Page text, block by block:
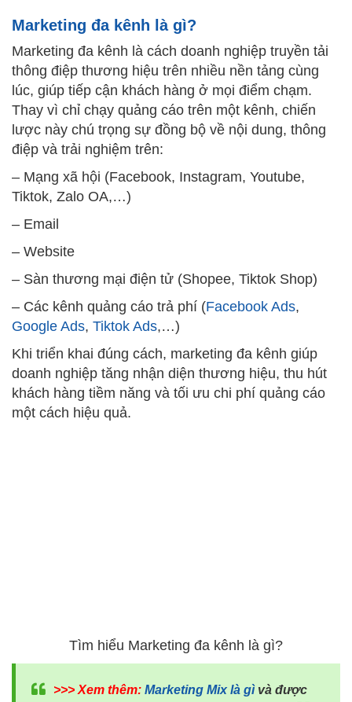
Marketing đa kênh là gì?
Marketing đa kênh là cách doanh nghiệp truyền tải
thông điệp thương hiệu trên nhiều nền tảng cùng
lúc, giúp tiếp cận khách hàng ở mọi điểm chạm.
Thay vì chỉ chạy quảng cáo trên một kênh, chiến
lược này chú trọng sự đồng bộ về nội dung, thông
điệp và trải nghiệm trên:
– Mạng xã hội (Facebook, Instagram, Youtube,
Tiktok, Zalo OA,…)
– Email
– Website
– Sàn thương mại điện tử (Shopee, Tiktok Shop)
– Các kênh quảng cáo trả phí (Facebook Ads,
Google Ads, Tiktok Ads,…)
Khi triển khai đúng cách, marketing đa kênh giúp
doanh nghiệp tăng nhận diện thương hiệu, thu hút
khách hàng tiềm năng và tối ưu chi phí quảng cáo
một cách hiệu quả.
Tìm hiểu Marketing đa kênh là gì?
>>> Xem thêm: Marketing Mix là gìvà được